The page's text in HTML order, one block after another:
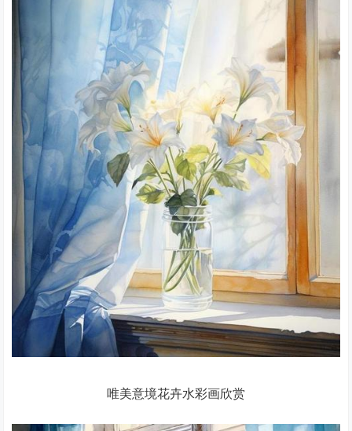
唯美意境花卉水彩画欣赏